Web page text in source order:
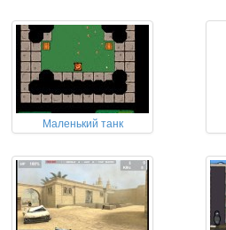
Маленький танк